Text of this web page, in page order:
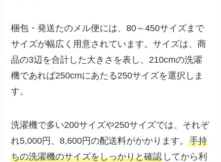
梱包・発送たのメル便には、80～450サイズまで
サイズが幅広く用意されています。サイズは、商
品の3辺を合計した大きさを表し、210cmの洗濯
機であれば250cmにあたる250サイズを選択しま
す。
洗濯機で多い200サイズや250サイズでは、それぞ
れ5,000円、8,600円の配送料がかかります。手持
ちの洗濯機のサイズをしっかりと確認 してから利